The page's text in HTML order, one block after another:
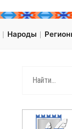
Народы